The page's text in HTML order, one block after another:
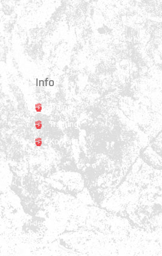
Info
Trainer
Training
Kontakt
News in dein Postfach. Darüber hinaus
und Lehrreiches aus der Welt des Muay Thai